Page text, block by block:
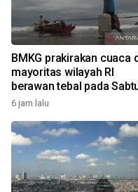
BMKG prakirakan cuaca
mayoritas wilayah RI
berawan tebal pada
6 jam lalu